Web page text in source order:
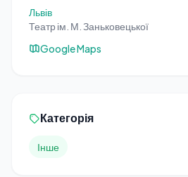
Львів
Театр ім. М. Заньковецької
Google Maps
Категорія
Інше